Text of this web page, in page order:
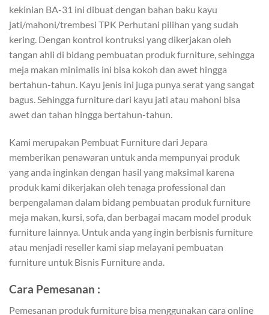
kekinian BA-31 ini dibuat dengan bahan baku kayu
jati/mahoni/trembesi TPK Perhutani pilihan yang sudah
kering. Dengan kontrol kontruksi yang dikerjakan oleh
tangan ahli di bidang pembuatan produk furniture, sehingga
meja makan minimalis ini bisa kokoh dan awet hingga
bertahun-tahun. Kayu jenis ini juga punya serat yang sangat
bagus. Sehingga furniture dari kayu jati atau mahoni bisa
awet dan tahan hingga bertahun-tahun.
Kami merupakan Pembuat Furniture dari Jepara
memberikan penawaran untuk anda mempunyai produk
yang anda inginkan dengan hasil yang maksimal karena
produk kami dikerjakan oleh tenaga professional dan
berpengalaman dalam bidang pembuatan produk furniture
meja makan, kursi, sofa, dan berbagai macam model produk
furniture lainnya. Untuk anda yang ingin berbisnis furniture
atau menjadi reseller kami siap melayani pembuatan
furniture untuk Bisnis Furniture anda.
Cara Pemesanan :
Pemesanan produk furniture bisa menggunakan cara online